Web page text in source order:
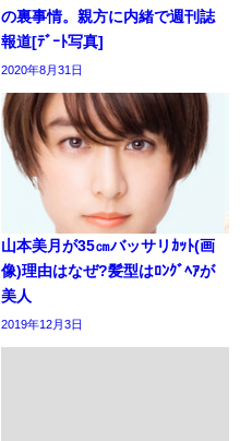
の裏事情。親方に内緒で週刊誌
報道[ﾃﾞｰﾄ写真]
2020年8月31日
山本美月が35㎝バッサリｶｯﾄ(画
像)理由はなぜ?髪型はﾛﾝｸﾞﾍｱが
美人
2019年12月3日